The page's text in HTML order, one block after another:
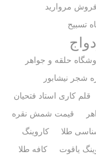
فروش مروارید
تسبیح
حلقه و جواهر
شجر نیشابور
قلم کاری استاد فتحیان
قیمت شمش نقره
طلا
کاروینگ
یاقوت
کافه طلا